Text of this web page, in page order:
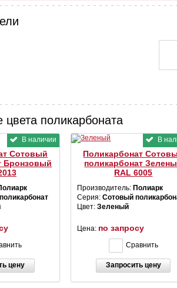
поликарбоната
В наличии
Сотовый
Бронзовый
цену
В
Поликарбонат
поликарбонат
RAL 6005
Производитель: Полиарк
Серия:Сотовый
Цвет:Зеленый
Цена: по запросу
Сравнить
Запросить цену